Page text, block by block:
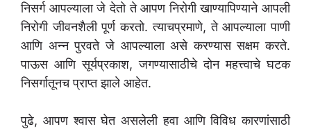
निसर्ग आपल्याला जे देतो ते आपण निरोगी खाण्यापिण्याने आपली
निरोगी जीवनशैली पूर्ण करतो. त्याचप्रमाणे, ते आपल्याला पाणी
आणि अन्न पुरवते जे आपल्याला असे करण्यास सक्षम करते.
पाऊस आणि सूर्यप्रकाश, जगण्यासाठीचे दोन महत्त्वाचे घटक
निसर्गातूनच प्राप्त झाले आहेत.
पुढे, आपण श्वास घेत असलेली हवा आणि विविध कारणांसाठी